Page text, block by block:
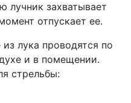
лучник захватывает
отпускает ее.
лука проводятся по
и в помещении.
стрельбы: